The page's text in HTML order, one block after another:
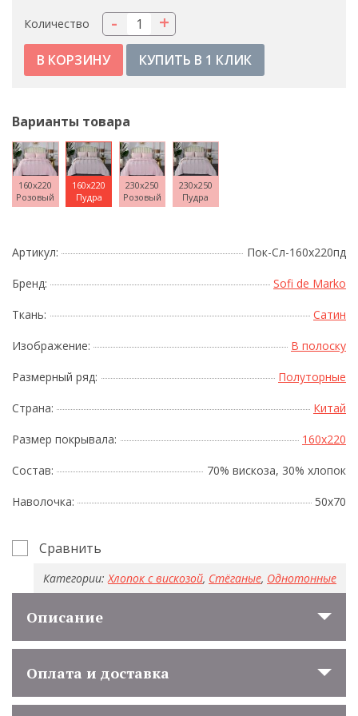
Количество +
-
КУПИТЬ В 1 КЛИК
Варианты товара
160x220
Розовый
160x220
Пудра
230x250
Розовый
230x250
Пудра
Артикул: Пок-Сл-160х220пд
Бренд: Sofi de Marko
Ткань: Сатин
Изображение: В полоску
Размерный ряд: Полуторные
Страна: Китай
Размер покрывала: 160x220
Состав: 70% вискоза, 30% хлопок
Наволочка: 50х70
Сравнить
Категории: Хлопок с вискозой, Стёганые, Однотонные
Описание
Оплата и доставка